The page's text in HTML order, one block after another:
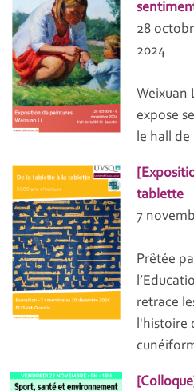
28
2024
Weixuan
expose
le hall
tablette
7
Prêtée
retrace
l'histoire